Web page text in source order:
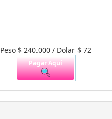
Peso $ 240.000 / Dolar $ 72
Pagar Aquí